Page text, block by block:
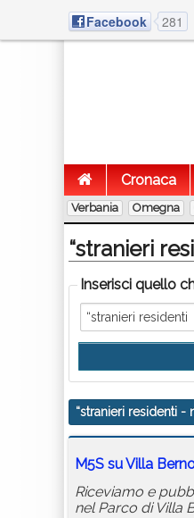
Facebook 281
Cronaca
Verbania Omegna
“stranieri
Inserisci quello
“stranieri residenti -
M5S su Villa
Riceviamo e
nel Parco di Villa